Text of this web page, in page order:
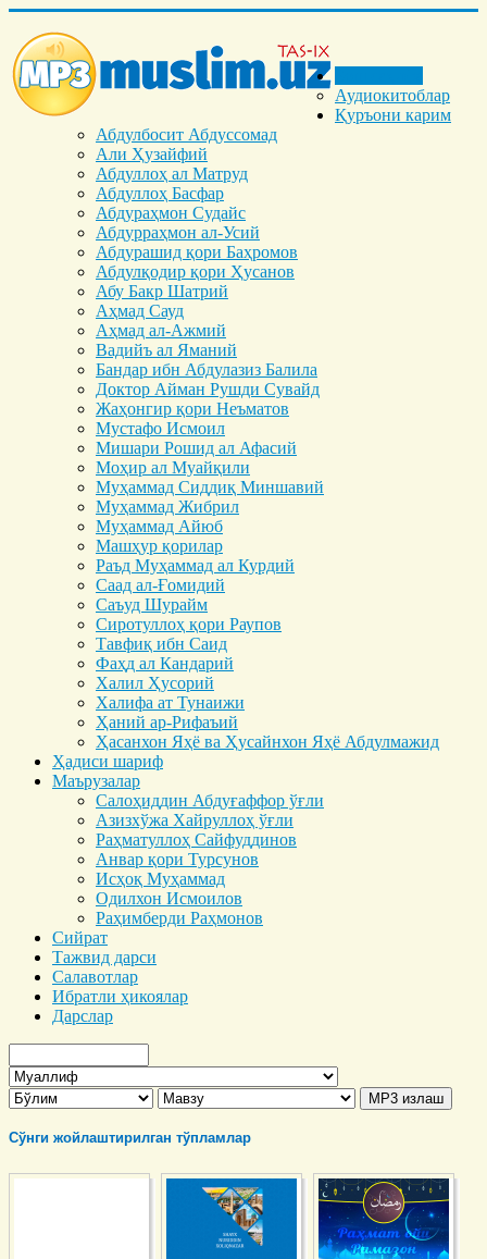
Аудиокитоблар
Қуръони карим
Абдулбосит Абдуссомад
Али Ҳузайфий
Абдуллоҳ ал Матруд
Абдуллоҳ Басфар
Абдураҳмон Судайс
Абдурраҳмон ал-Усий
Абдурашид қори Баҳромов
Абдулқодир қори Ҳусанов
Абу Бакр Шатрий
Аҳмад Сауд
Аҳмад ал-Ажмий
Вадийъ ал Яманий
Бандар ибн Абдулазиз Балила
Доктор Айман Рушди Сувайд
Жаҳонгир қори Неъматов
Мустафо Исмоил
Мишари Рошид ал Афасий
Моҳир ал Муайқили
Муҳаммад Cиддиқ Миншавий
Муҳаммад Жибрил
Муҳаммад Айюб
Машҳур қорилар
Раъд Муҳаммад ал Курдий
Саад ал-Ғомидий
Саъуд Шурайм
Сиротуллоҳ қори Раупов
Тавфиқ ибн Саид
Фаҳд ал Кандарий
Халил Ҳусорий
Халифа ат Тунаижи
Ҳаний ар-Рифаъий
Ҳасанхон Яҳё ва Ҳусайнхон Яҳё Абдулмажид
Ҳадиси шариф
Маърузалар
Салоҳиддин Абдуғаффор ўғли
Азизхўжа Хайруллоҳ ўғли
Раҳматуллоҳ Сайфуддинов
Анвар қори Турсунов
Исҳоқ Муҳаммад
Одилхон Исмоилов
Раҳимберди Раҳмонов
Сийрат
Тажвид дарси
Салавотлар
Ибратли ҳикоялар
Дарслар
Сўнги жойлаштирилган тўпламлар